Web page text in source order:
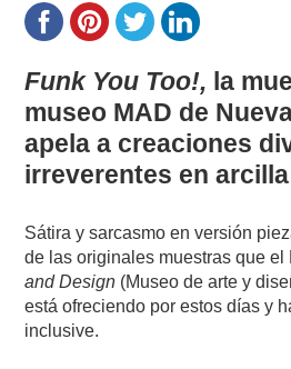
Funk You Too!, la
museo MAD de
apela a creaciones
irreverentes en arcilla
Sátira y sarcasmo en versión
de las originales muestras que
and Design (Museo de arte y
está ofreciendo por estos días y
inclusive.